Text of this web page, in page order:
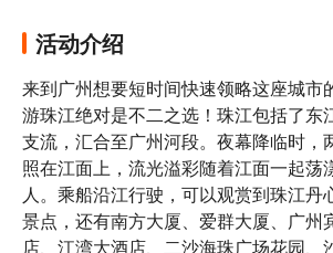
活动介绍
来到广州想要短时间快速领略这座城市
游珠江绝对是不二之选！珠江包括了东
支流，汇合至广州河段。夜幕降临时，
照在江面上，流光溢彩随着江面一起荡
人。乘船沿江行驶，可以观赏到珠江丹
景点，还有南方大厦、爱群大厦、广州
店、江湾大酒店、二沙海珠广场花园、